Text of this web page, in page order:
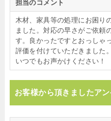
担当のコメント
木材、家具等の処理にお困り
ました。対応の早さがご依頼
す。良かったですとおっしゃ
評価を付けていただきました
いつでもお声かけください！
お客様から頂きましたア